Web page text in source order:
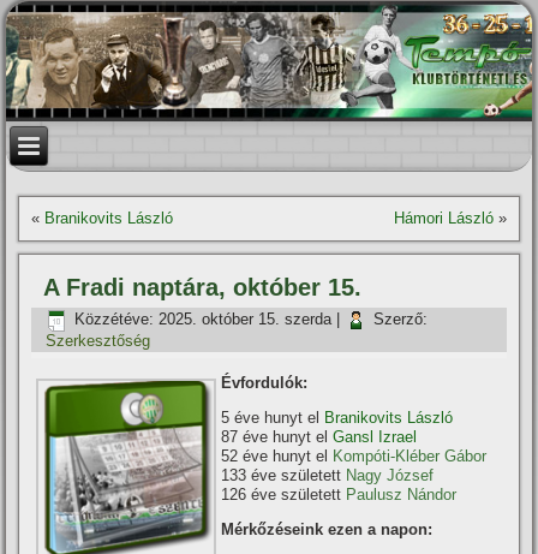
« Branikovits László Hámori László»
A Fradi naptára, október 15.
Közzétéve: 2025. október 15. szerda|
Szerző:
Szerkesztőség
Évfordulók:
5 éve hunyt el Branikovits László
87 éve hunyt elGansl Izrael
52 éve hunyt el Kompóti-Kléber Gábor
133 éve született Nagy József
126 éve született Paulusz Nándor
Mérkőzéseink ezen a napon: